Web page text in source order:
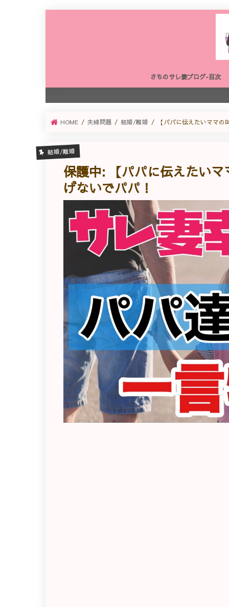
さちのサレ妻ブログ-目次
HOME 夫婦問題 結婚/離婚 【パパに伝えたいママ
結婚/離婚
保護中: 【パパに伝えたい
げないでパパ！